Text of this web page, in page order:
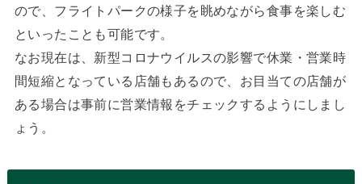
ので、フライトパークの様子を眺めながら食事を楽しむ
といったことも可能です。
なお現在は、新型コロナウイルスの影響で休業・営業時
間短縮となっている店舗もあるので、お目当ての店舗が
ある場合は事前に営業情報をチェックするようにしまし
ょう。